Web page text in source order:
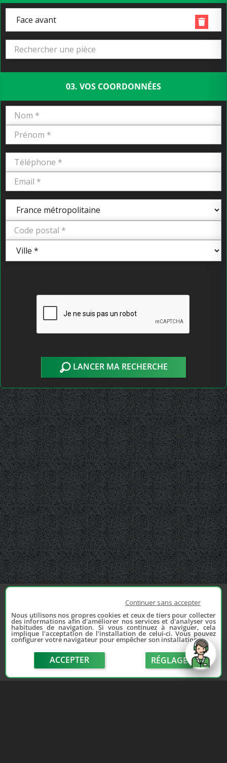
Face avant
03. VOS COORDONNÉES
LANCER MA RECHERCHE
Continuer sans accepter
Nous utilisons nos propres cookies et ceux de tiers pour collecter
des informations afin d'améliorer nos services et d'analyser vos
habitudes de navigation. Si vous continuez à naviguer, cela
implique l'acceptation de l'installation de celui-ci. Vous pouvez
configurer votre navigateur pour empêcher son installation.
ACCEPTER RÉGLAGE